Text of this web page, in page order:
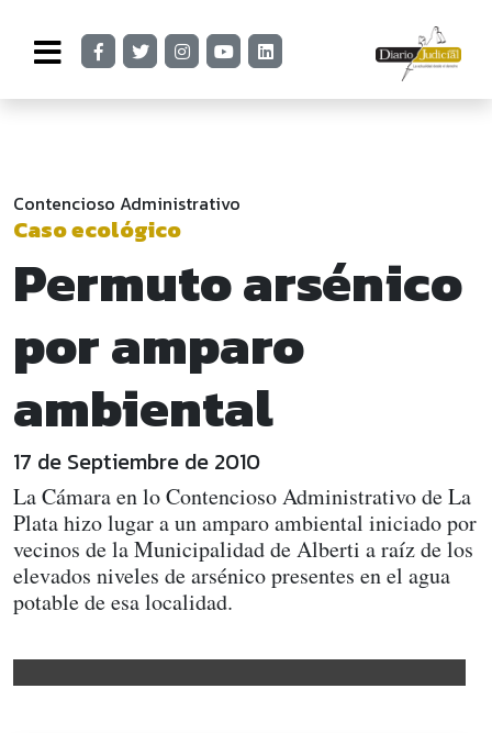
Contencioso Administrativo
Caso ecológico
Permuto arsénico
por amparo
ambiental
17 de Septiembre de 2010
La Cámara en lo Contencioso Administrativo de La
Plata hizo lugar a un amparo ambiental iniciado por
vecinos de la Municipalidad de Alberti a raíz de los
elevados niveles de arsénico presentes en el agua
potable de esa localidad.